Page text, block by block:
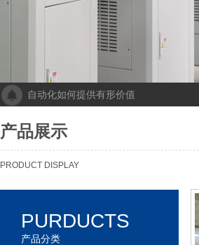
自动化如何提供有形价值
“未来工厂”啥样？机器人生“匠心”自动化
个性化批量生产，灵活性显著提高！
PURDUCTS
产品分类
产品展示
PRODUCT DISPLAY